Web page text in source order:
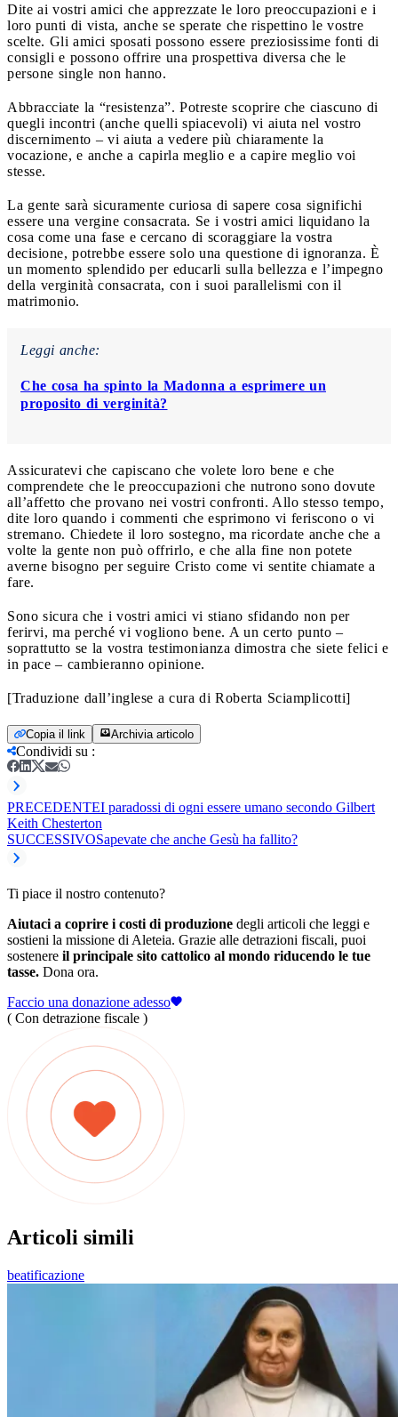
Dite ai vostri amici che apprezzate le loro preoccupazioni e i
loro punti di vista, anche se sperate che rispettino le vostre
scelte. Gli amici sposati possono essere preziosissime fonti di
consigli e possono offrire una prospettiva diversa che le
persone single non hanno.
Abbracciate la “resistenza”. Potreste scoprire che ciascuno di
quegli incontri (anche quelli spiacevoli) vi aiuta nel vostro
discernimento – vi aiuta a vedere più chiaramente la
vocazione, e anche a capirla meglio e a capire meglio voi
stesse.
La gente sarà sicuramente curiosa di sapere cosa significhi
essere una vergine consacrata. Se i vostri amici liquidano la
cosa come una fase e cercano di scoraggiare la vostra
decisione, potrebbe essere solo una questione di ignoranza. È
un momento splendido per educarli sulla bellezza e l’impegno
della verginità consacrata, con i suoi parallelismi con il
matrimonio.
Leggi anche:
Che cosa ha spinto la Madonna a esprimere un
proposito di verginità?
Assicuratevi che capiscano che volete loro bene e che
comprendete che le preoccupazioni che nutrono sono dovute
all’affetto che provano nei vostri confronti. Allo stesso tempo,
dite loro quando i commenti che esprimono vi feriscono o vi
stremano. Chiedete il loro sostegno, ma ricordate anche che a
volte la gente non può offrirlo, e che alla fine non potete
averne bisogno per seguire Cristo come vi sentite chiamate a
fare.
Sono sicura che i vostri amici vi stiano sfidando non per
ferirvi, ma perché vi vogliono bene. A un certo punto –
soprattutto se la vostra testimonianza dimostra che siete felici e
in pace – cambieranno opinione.
[Traduzione dall’inglese a cura di Roberta Sciamplicotti]
Copia il link Archivia articolo
Condividi su :
PRECEDENTEI paradossi di ogni essere umano secondo Gilbert
Keith Chesterton
SUCCESSIVOSapevate che anche Gesù ha fallito?
Ti piace il nostro contenuto?
Aiutaci a coprire i costi di produzione degli articoli che leggi e
sostieni la missione di Aleteia. Grazie alle detrazioni fiscali, puoi
sostenere il principale sito cattolico al mondo riducendo le tue
tasse. Dona ora.
Faccio una donazione adesso
( Con detrazione fiscale )
Articoli simili
beatificazione